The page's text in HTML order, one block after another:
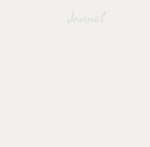
Journal